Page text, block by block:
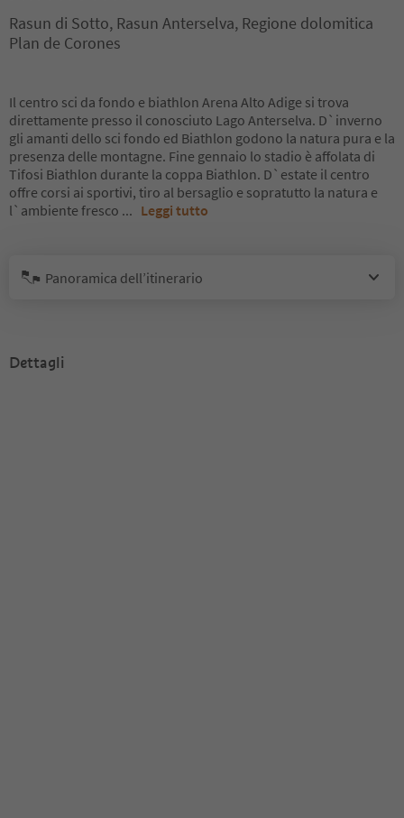
Rasun di Sotto, Rasun Anterselva, Regione dolomitica
Plan de Corones
Il centro sci da fondo e biathlon Arena Alto Adige si trova
direttamente presso il conosciuto Lago Anterselva. D`inverno
gli amanti dello sci fondo ed Biathlon godono la natura pura e la
presenza delle montagne. Fine gennaio lo stadio è affolata di
Tifosi Biathlon durante la coppa Biathlon. D`estate il centro
offre corsi ai sportivi, tiro al bersaglio e sopratutto la natura e
l`ambiente fresco ... Leggi tutto
Panoramica dell’itinerario
Dettagli